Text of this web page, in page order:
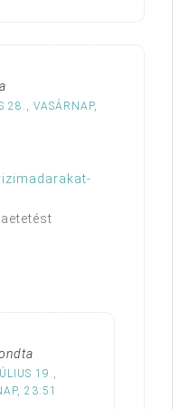
28., VASÁRNAP,
19.,
23:51